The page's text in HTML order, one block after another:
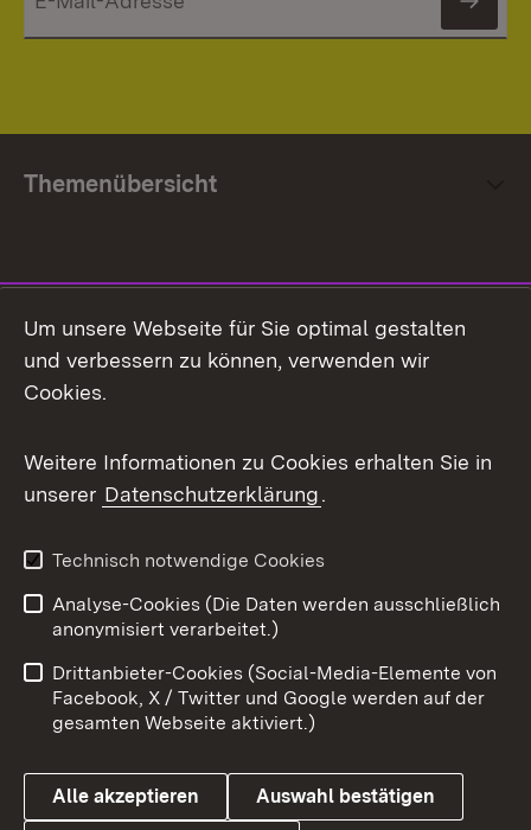
Themenübersicht
Facebook
X / Twitter
Youtube
Impressum
Kontakt
Barrierefreiheit
Datenschutz
Cookies
Um unsere Webseite für Sie optimal gestalten
und verbessern zu können, verwenden wir
Cookies.
Weitere Informationen zu Cookies erhalten Sie in
unserer Datenschutzerklärung.
Technisch notwendige Cookies
Analyse-Cookies (Die Daten werden ausschließlich
anonymisiert verarbeitet.)
Drittanbieter-Cookies (Social-Media-Elemente von
Facebook, X / Twitter und Google werden auf der
gesamten Webseite aktiviert.)
Alle akzeptieren Auswahl bestätigen